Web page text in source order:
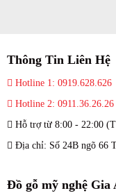
Thông Tin Liên Hệ
Hotline 1: 0919.628.626
Hotline 2: 0911.36.26.26
Hỗ trợ từ 8:00 - 22:00
Địa chỉ: Số 24B ngõ 66
Đồ gỗ mỹ nghệ Gia